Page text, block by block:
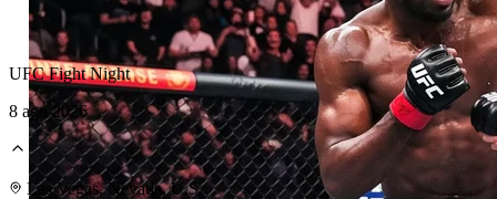
Laboratorio Técnico
UFC Fight Night
8 ago 2026
Las Vegas, Nevada, U.S.